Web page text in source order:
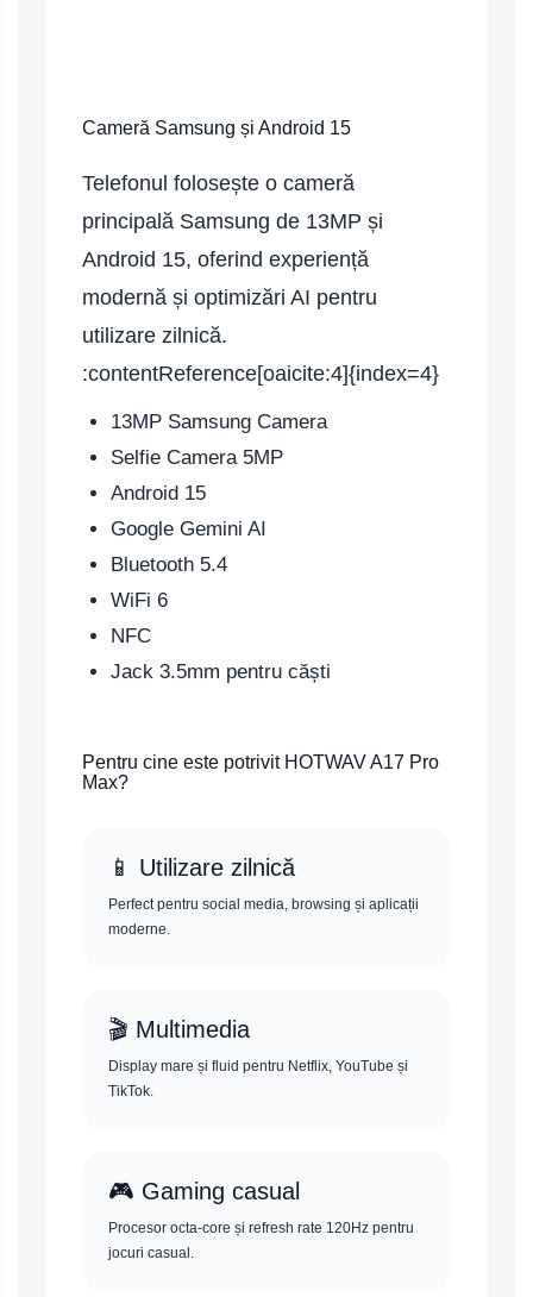
Cameră Samsung și Android 15
Telefonul folosește o cameră
principală Samsung de 13MP și
Android 15, oferind experiență
modernă și optimizări AI pentru
utilizare zilnică.
:contentReference[oaicite:4]{index=4}
13MP Samsung Camera
Selfie Camera 5MP
Android 15
Google Gemini AI
Bluetooth 5.4
WiFi 6
NFC
Jack 3.5mm pentru căști
Pentru cine este potrivit HOTWAV A17 Pro
Max?
📱 Utilizare zilnică
Perfect pentru social media, browsing și aplicații
moderne.
🎬 Multimedia
Display mare și fluid pentru Netflix, YouTube și
TikTok.
🎮 Gaming casual
Procesor octa-core și refresh rate 120Hz pentru
jocuri casual.